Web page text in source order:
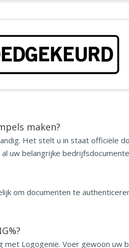
maken?
Het stelt u in staat officiële
uw belangrijke
om documenten te
Logogenie. Voer gewoon